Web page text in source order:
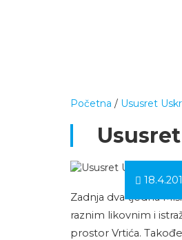
Početna / Ususret
Zadnja dva tjedna
raznim likovnim i
prostor Vrtića.